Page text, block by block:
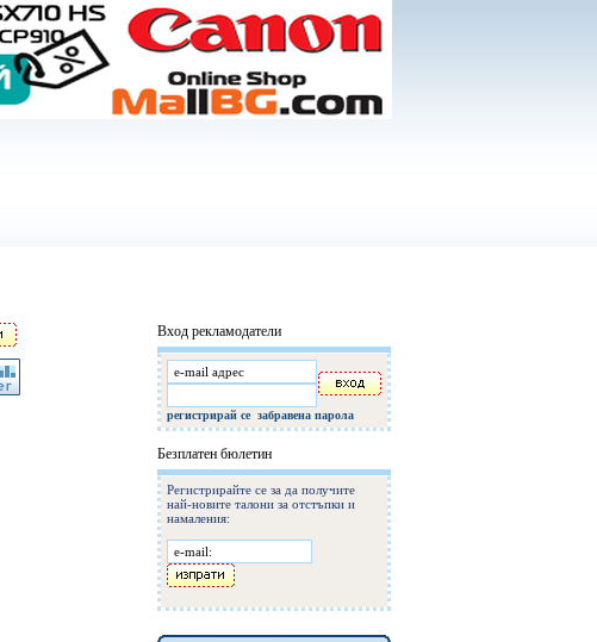
Вход рекламодатели
регистрирай се забравена парола
Безплатен бюлетин
Регистрирайте се за да получите
най-новите талони за отстъпки и
намаления: